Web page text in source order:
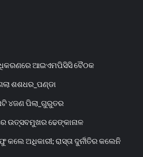
ଆଇଏମପିସିସି ବୈଠକ
ଶଶଧର_ପଣ୍ଡା
୪ଜଣ ପିଲା_ଗୁରୁତର
ଉତ୍ସବମୁଖର ଢେଙ୍କାନାଳ
ଅଧିକାରୀ; ରାସ୍ତା ଦୁର୍ନୀତିର କଲେନି